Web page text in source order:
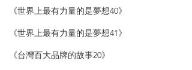
《世界上最有力量的是夢想40》
《世界上最有力量的是夢想41》
《台灣百大品牌的故事20》